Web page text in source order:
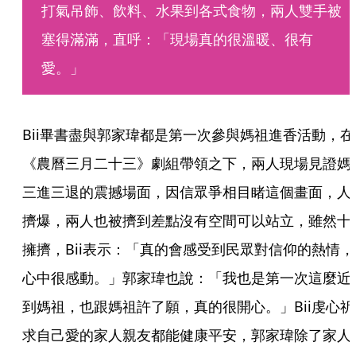
打氣吊飾、飲料、水果到各式食物，兩人雙手被
塞得滿滿，直呼：「現場真的很溫暖、很有
愛。」
Bii畢書盡與郭家瑋都是第一次參與媽祖進香活動，在
《農曆三月二十三》劇組帶領之下，兩人現場見證媽
三進三退的震撼場面，因信眾爭相目睹這個畫面，人
擠爆，兩人也被擠到差點沒有空間可以站立，雖然十
擁擠，Bii表示：「真的會感受到民眾對信仰的熱情，
心中很感動。」郭家瑋也說：「我也是第一次這麼近
到媽祖，也跟媽祖許了願，真的很開心。」Bii虔心祈
求自己愛的家人親友都能健康平安，郭家瑋除了家人